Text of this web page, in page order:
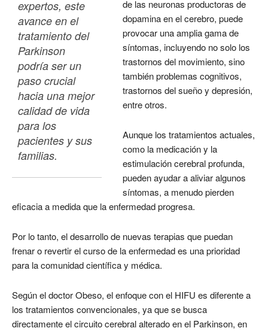
expertos, este
avance en el
tratamiento del
Parkinson
podría ser un
paso crucial
hacia una mejor
calidad de vida
para los
pacientes y sus
familias.
de las neuronas productoras de
dopamina en el cerebro, puede
provocar una amplia gama de
síntomas, incluyendo no solo los
trastornos del movimiento, sino
también problemas cognitivos,
trastornos del sueño y depresión,
entre otros.
Aunque los tratamientos actuales,
como la medicación y la
estimulación cerebral profunda,
pueden ayudar a aliviar algunos
síntomas, a menudo pierden
eficacia a medida que la enfermedad progresa.
Por lo tanto, el desarrollo de nuevas terapias que puedan
frenar o revertir el curso de la enfermedad es una prioridad
para la comunidad científica y médica.
Según el doctor Obeso, el enfoque con el HIFU es diferente a
los tratamientos convencionales, ya que se busca
directamente el circuito cerebral alterado en el Parkinson, en